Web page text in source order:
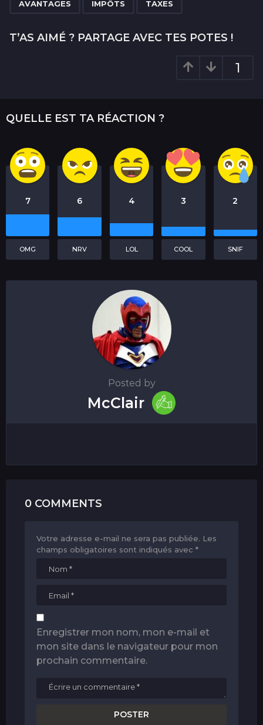
i
o
n
AVANTAGES IMPÔTS TAXES
T’AS AIMÉ ? PARTAGE AVEC TES POTES !
1
QUELLE EST TA RÉACTION ?
7
OMG
6
NRV
4
LOL
3
COOL
2
SNIF
Posted by
McClair
0 COMMENTS
Votre adresse e-mail ne sera pas publiée. Les
champs obligatoires sont indiqués avec *
Enregistrer mon nom, mon e-mail et
mon site dans le navigateur pour mon
prochain commentaire.